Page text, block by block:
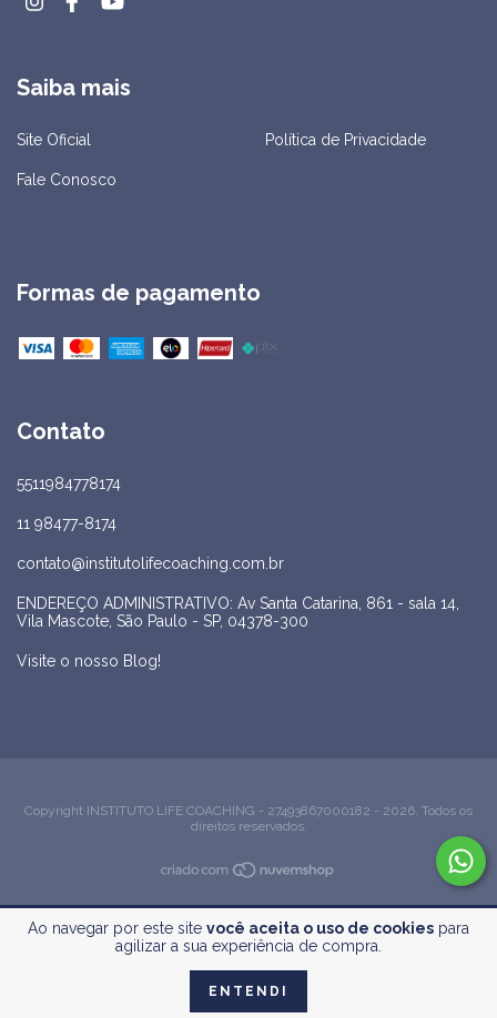
Ao navegar por este site você aceita o uso de cookies para
agilizar a sua experiência de compra.
ENTENDI
Saiba mais
Site Oficial Política de Privacidade
Fale Conosco
Formas de pagamento
Contato
5511984778174
11 98477-8174
contato@institutolifecoaching.com.br
ENDEREÇO ADMINISTRATIVO: Av Santa Catarina, 861 - sala 14,
Vila Mascote, São Paulo - SP, 04378-300
Visite o nosso Blog!
Copyright INSTITUTO LIFE COACHING - 27493867000182 - 2026. Todos os
direitos reservados.